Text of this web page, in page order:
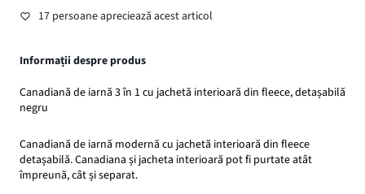
17 persoane apreciează acest articol
Informații despre produs
Canadiană de iarnă 3 în 1 cu jachetă interioară din fleece, detașabilă
negru
Canadiană de iarnă modernă cu jachetă interioară din fleece
detașabilă. Canadiana și jacheta interioară pot fi purtate atât
împreună, cât și separat.